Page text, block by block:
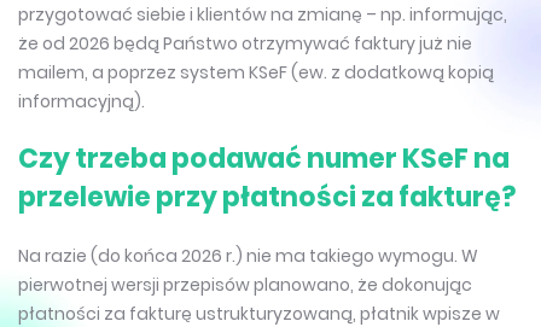
przygotować siebie i klientów na zmianę – np. informując,
że od 2026 będą Państwo otrzymywać faktury już nie
mailem, a poprzez system KSeF (ew. z dodatkową kopią
informacyjną).
Czy trzeba podawać numer KSeF na
przelewie przy płatności za fakturę?
Na razie (do końca 2026 r.) nie ma takiego wymogu. W
pierwotnej wersji przepisów planowano, że dokonując
płatności za fakturę ustrukturyzowaną, płatnik wpisze w